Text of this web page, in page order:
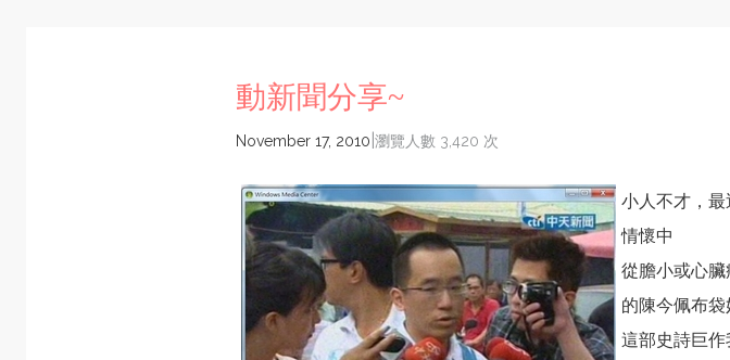
動新聞分享~
November 17, 2010 瀏覽人數 3,420 次
小人不才，
情懷中
從膽小或心
的陳今佩布袋
這部史詩巨